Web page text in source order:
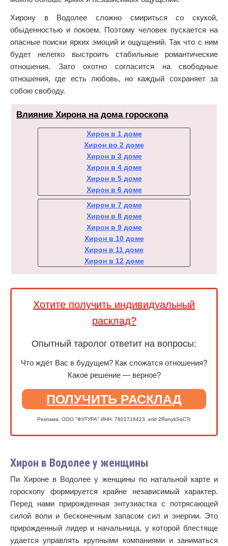
Хирону в Водолее сложно смириться со скукой,
обыденностью и покоем. Поэтому человек пускается на
опасные поиски ярких эмоций и ощущений. Так что с ним
будет нелегко выстроить стабильные романтические
отношения. Зато охотно согласится на свободные
отношения, где есть любовь, но каждый сохраняет за
собою свободу.
Влияние Хирона на дома гороскопа
Хирон в 1 доме
Хирон во 2 доме
Хирон в 3 доме
Хирон в 4 доме
Хирон в 5 доме
Хирон в 6 доме
Хирон в 7 доме
Хирон в 8 доме
Хирон в 9 доме
Хирон в 10 доме
Хирон в 11 доме
Хирон в 12 доме
Хотите получить индивидуальный
расклад?
Опытный таролог ответит на вопросы:
Что ждёт Вас в будущем? Как сложатся отношения?
Какое решение — верное?
ПОЛУЧИТЬ РАСКЛАД
Реклама. ООО "ФУТУРА" ИНН: 7801716423. erid 2RanykSqCTc
Хирон в Водолее у женщины
Пи Хироне в Водолее у женщины по натальной карте и
гороскопу формируется крайне независимый характер.
Перед нами прирожденная энтузиастка с потрясающей
силой воли и бесконечным запасом сил и энергии. Это
прирожденный лидер и начальница, у которой блестяще
удается управлять крупными компаниями и заниматься